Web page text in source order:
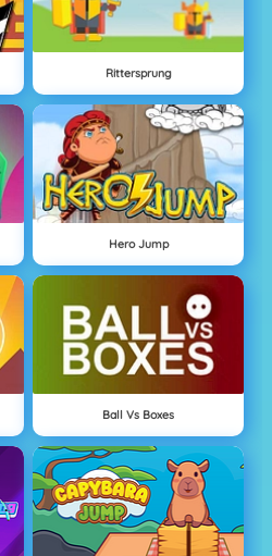
Rittersprung
Hero Jump
Ball Vs Boxes